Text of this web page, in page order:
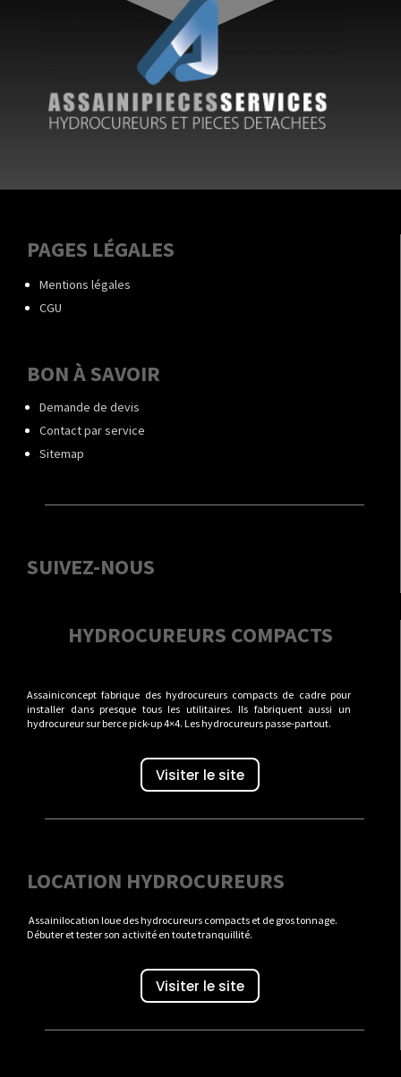
PAGES LÉGALES
Mentions légales
CGU
BON À SAVOIR
Demande de devis
Contact par service
Sitemap
SUIVEZ-NOUS
HYDROCUREURS COMPACTS
Assainiconcept fabrique des hydrocureurs compacts de cadre pour
installer dans presque tous les utilitaires. Ils fabriquent aussi un
hydrocureur sur berce pick-up 4×4. Les hydrocureurs passe-partout.
Visiter le site
LOCATION HYDROCUREURS
Assainilocation loue des hydrocureurs compacts et de gros tonnage.
Débuter et tester son activité en toute tranquillité.
Visiter le site